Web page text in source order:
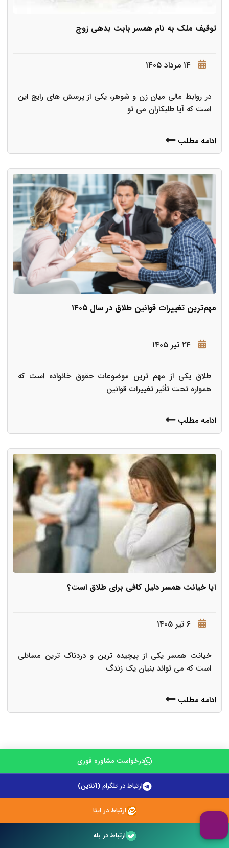
توقیف ملک به نام همسر بابت بدهی زوج
۱۴ مرداد ۱۴۰۵
در روابط مالی میان زن و شوهر، یکی از پرسش های رایج این
است که آیا طلبکاران می تو
ادامه مطلب
مهم‌ترین تغییرات قوانین طلاق در سال ۱۴۰۵
۲۴ تیر ۱۴۰۵
طلاق یکی از مهم ترین موضوعات حقوق خانواده است که
همواره تحت تأثیر تغییرات قوانین
ادامه مطلب
آیا خیانت همسر دلیل کافی برای طلاق است؟
۶ تیر ۱۴۰۵
خیانت همسر یکی از پیچیده ترین و دردناک ترین مسائلی
است که می تواند بنیان یک زندگ
ادامه مطلب
مشاوره فوری تلفنی با وکیل پایه یک
درخواست مشاوره فوری
ارتباط در تلگرام (آنلاین)
ارتباط در ایتا
ارتباط در بله